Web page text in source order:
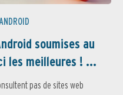
soumises au
les meilleures ! ...
pas de sites web